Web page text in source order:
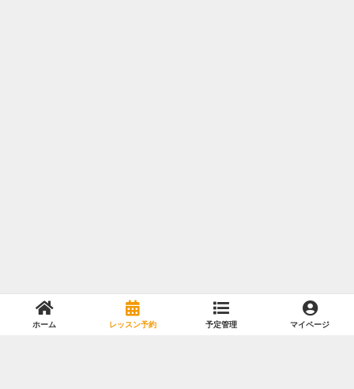
ホーム レッスン予約 予定管理 マイページ